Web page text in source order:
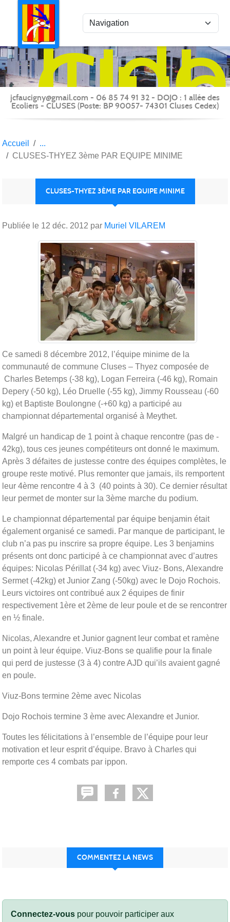
Judo
du
-
jcfaucigny@gmail.com - 06 85 74 91 32 - DOJO : 1 allée des
Ecoliers - CLUSES (Poste: BP 90057- 74301 Cluses Cedex)
Accueil
CLUSES-THYEZ 3ème PAR EQUIPE MINIME
CLUSES-THYEZ 3ÈME PAR EQUIPE MINIME
Publiée le 12 déc. 2012 par Muriel VILAREM
Ce samedi 8 décembre 2012, l’équipe minime de la
communauté de commune Cluses – Thyez composée de
Charles Betemps (-38 kg), Logan Ferreira (-46 kg), Romain
Depery (-50 kg), Léo Druelle (-55 kg), Jimmy Rousseau (-60
kg) et Baptiste Boulongne (-+60 kg) a participé au
championnat départemental organisé à Meythet.
Malgré un handicap de 1 point à chaque rencontre (pas de -
42kg), tous ces jeunes compétiteurs ont donné le maximum.
Après 3 défaites de justesse contre des équipes complètes, le
groupe reste motivé. Plus remonter que jamais, ils remportent
leur 4ème rencontre 4 à 3 (40 points à 30). Ce dernier résultat
leur permet de monter sur la 3ème marche du podium.
Le championnat départemental par équipe benjamin était
également organisé ce samedi. Par manque de participant, le
club n’a pas pu inscrire sa propre équipe. Les 3 benjamins
présents ont donc participé à ce championnat avec d’autres
équipes: Nicolas Périllat (-34 kg) avec Viuz- Bons, Alexandre
Sermet (-42kg) et Junior Zang (-50kg) avec le Dojo Rochois.
Leurs victoires ont contribué aux 2 équipes de finir
respectivement 1ère et 2ème de leur poule et de se rencontrer
en ½ finale.
Nicolas, Alexandre et Junior gagnent leur combat et ramène
un point à leur équipe. Viuz-Bons se qualifie pour la finale
qui perd de justesse (3 à 4) contre AJD qui’ils avaient gagné
en poule.
Viuz-Bons termine 2ème avec Nicolas
Dojo Rochois termine 3 ème avec Alexandre et Junior.
Toutes les félicitations à l’ensemble de l’équipe pour leur
motivation et leur esprit d’équipe. Bravo à Charles qui
remporte ces 4 combats par ippon.
COMMENTEZ LA NEWS
Connectez-vous pour pouvoir participer aux
Panneau de gestion des cookies